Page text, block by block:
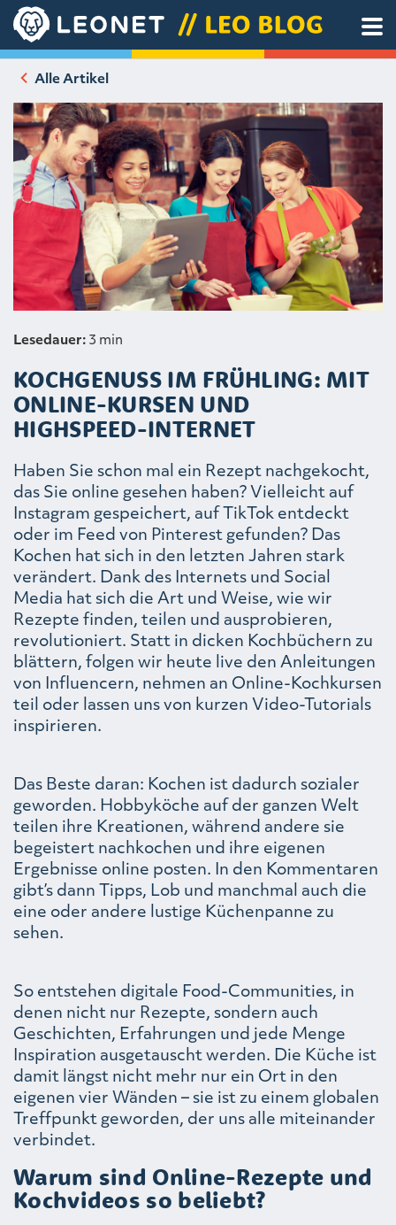
Alle Artikel
Lesedauer:3 min
KOCHGENUSS IM FRÜHLING: MIT
ONLINE-KURSEN UND
HIGHSPEED-INTERNET
Haben Sie schon mal ein Rezept nachgekocht,
das Sie online gesehen haben? Vielleicht auf
Instagram gespeichert, auf TikTok entdeckt
oder im Feed von Pinterest gefunden? Das
Kochen hat sich in den letzten Jahren stark
verändert. Dank des Internets und Social
Media hat sich die Art und Weise, wie wir
Rezepte finden, teilen und ausprobieren,
revolutioniert. Statt in dicken Kochbüchern zu
blättern, folgen wir heute live den Anleitungen
von Influencern, nehmen an Online-Kochkursen
teil oder lassen uns von kurzen Video-Tutorials
inspirieren.
Das Beste daran: Kochen ist dadurch sozialer
geworden. Hobbyköche auf der ganzen Welt
teilen ihre Kreationen, während andere sie
begeistert nachkochen und ihre eigenen
Ergebnisse online posten. In den Kommentaren
gibt’s dann Tipps, Lob und manchmal auch die
eine oder andere lustige Küchenpanne zu
sehen.
So entstehen digitale Food-Communities, in
denen nicht nur Rezepte, sondern auch
Geschichten, Erfahrungen und jede Menge
Inspiration ausgetauscht werden. Die Küche ist
damit längst nicht mehr nur ein Ort in den
eigenen vier Wänden – sie ist zu einem globalen
Treffpunkt geworden, der uns alle miteinander
verbindet.
Warum sind Online-Rezepte und
Kochvideos so beliebt?